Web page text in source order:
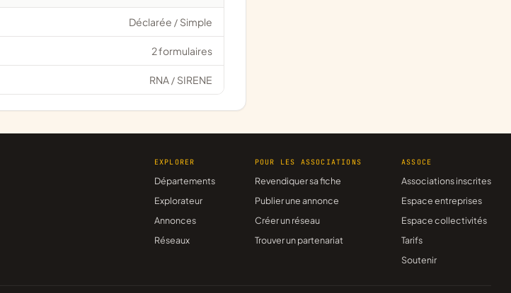
Déclarée / Simple
2 formulaires
RNA / SIRENE
EXPLORER
Départements
Explorateur
Annonces
Réseaux
POUR LES ASSOCIATIONS
Revendiquer sa fiche
Publier une annonce
Créer un réseau
Trouver un partenariat
ASSOCE
Associations inscrites
Espace entreprises
Espace collectivités
Tarifs
Soutenir